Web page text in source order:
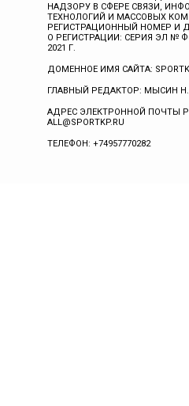
НАДЗОРУ В СФЕРЕ СВЯЗИ,
ТЕХНОЛОГИЙ И МАССОВЫХ
РЕГИСТРАЦИОННЫЙ НОМЕР И
О РЕГИСТРАЦИИ: СЕРИЯ ЭЛ №
2021 Г.
ДОМЕННОЕ ИМЯ САЙТА:
ГЛАВНЫЙ РЕДАКТОР: МЫСИН
АДРЕС ЭЛЕКТРОННОЙ ПОЧТЫ
ALL@SPORTKP.RU
ТЕЛЕФОН: +74957770282